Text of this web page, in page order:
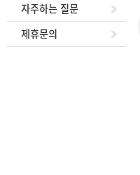
자주하는 질문
제휴문의